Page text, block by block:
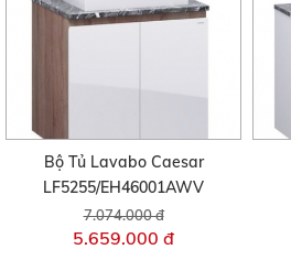
Bộ Tủ Lavabo Caesar
LF5255/EH46001AWV
7.074.000 đ
5.659.000 đ